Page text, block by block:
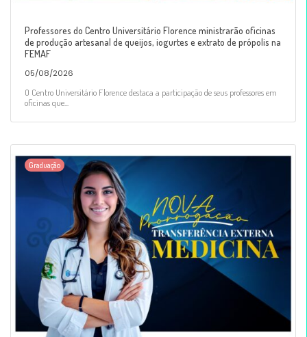
Professores do Centro Universitário Florence ministrarão oficinas
de produção artesanal de queijos, iogurtes e extrato de própolis na
FEMAF
05/08/2026
O Centro Universitário Florence destaca a participação de seus professores em
oficinas que...
Graduação